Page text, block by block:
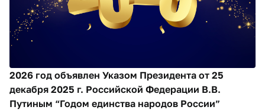
2026 год объявлен Указом Президента от 25
декабря 2025 г. Российской Федерации В.В.
Путиным “Годом единства народов России”